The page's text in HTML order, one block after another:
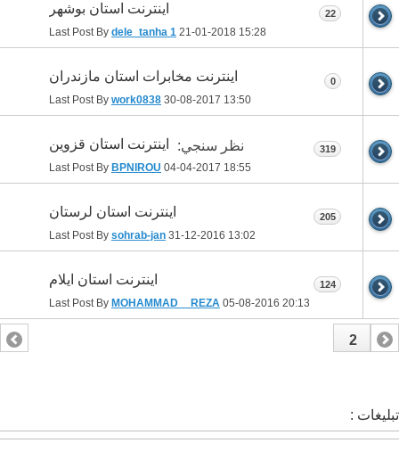
اینترنت استان بوشهر
Last Post By dele_tanha 1 21-01-2018 15:28
22
اینترنت مخابرات استان مازندران
Last Post By work0838 30-08-2017 13:50
0
نظر سنجي: اینترنت استان قزوین
Last Post By BPNIROU 04-04-2017 18:55
319
اینترنت استان لرستان
Last Post By sohrab-jan 31-12-2016 13:02
205
اینترنت استان ایلام
Last Post By MOHAMMAD__REZA 05-08-2016 20:13
124
1
2
تبلیغات :